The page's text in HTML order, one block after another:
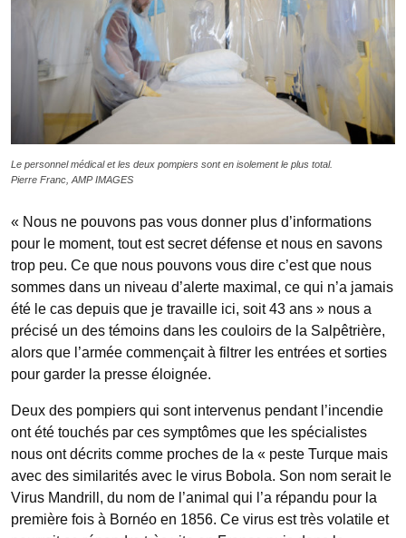
Le personnel médical et les deux pompiers sont en isolement le plus total.
Pierre Franc, AMP IMAGES
« Nous ne pouvons pas vous donner plus d’informations
pour le moment, tout est secret défense et nous en savons
trop peu. Ce que nous pouvons vous dire c’est que nous
sommes dans un niveau d’alerte maximal, ce qui n’a jamais
été le cas depuis que je travaille ici, soit 43 ans » nous a
précisé un des témoins dans les couloirs de la Salpêtrière,
alors que l’armée commençait à filtrer les entrées et sorties
pour garder la presse éloignée.
Deux des pompiers qui sont intervenus pendant l’incendie
ont été touchés par ces symptômes que les spécialistes
nous ont décrits comme proches de la « peste Turque mais
avec des similarités avec le virus Bobola. Son nom serait le
Virus Mandrill, du nom de l’animal qui l’a répandu pour la
première fois à Bornéo en 1856. Ce virus est très volatile et